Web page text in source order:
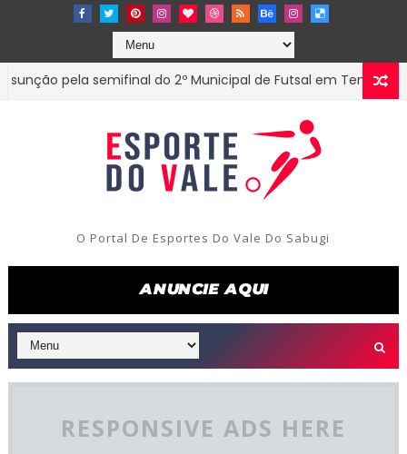
pela semifinal do 2º Municipal de Futsal em Tenório-PB
O Portal De Esportes Do Vale Do Sabugi
RESPONSIVE ADS HERE